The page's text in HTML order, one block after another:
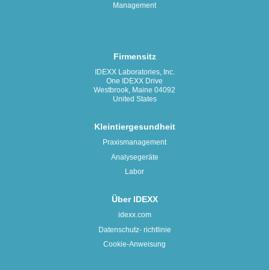
Management
Firmensitz
IDEXX Laboratories, Inc.
One IDEXX Drive
Westbrook, Maine 04092
United States
Kleintiergesundheit
Praxismanagement
Analysegeräte
Labor
Über IDEXX
idexx.com
Datenschutz- richtlinie
Cookie-Anweisung